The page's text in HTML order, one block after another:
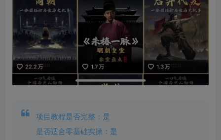
项目教程是否完整：是
是否适合零基础实操：是